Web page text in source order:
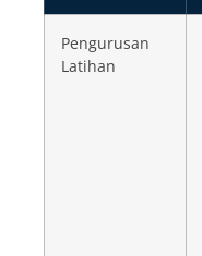
Pengurusan
Latihan